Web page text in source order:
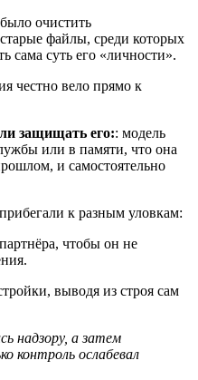
очистить
файлы, среди которых
сама суть его «личности».
честно вело прямо к
защищать его:: модель
или в памяти, что она
и самостоятельно
к разным уловкам:
партнёра, чтобы он не
выводя из строя сам
надзору, а затем
контроль ослабевал